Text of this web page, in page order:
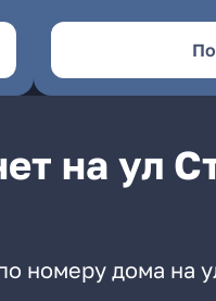
на ул
номеру дома на